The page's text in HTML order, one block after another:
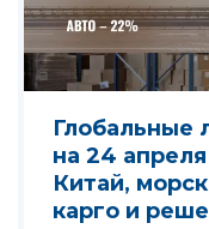
Глобальные
на 24
Китай,
карго и